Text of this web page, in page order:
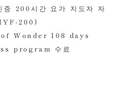
증 200시간 요가 지도자 자
200)
Wonder 108 days
program 수료